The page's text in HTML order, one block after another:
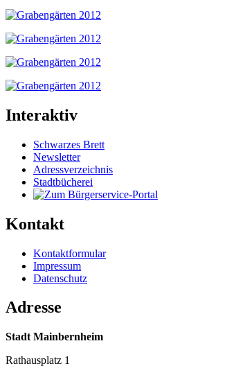
Interaktiv
Schwarzes Brett
Newsletter
Adressverzeichnis
Stadtbücherei
Kontakt
Kontaktformular
Impressum
Datenschutz
Adresse
Stadt Mainbernheim
Rathausplatz 1